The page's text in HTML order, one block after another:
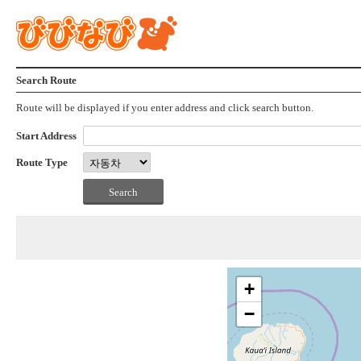
Search Route
Route will be displayed if you enter address and click search button.
Start Address
Route Type
+
−